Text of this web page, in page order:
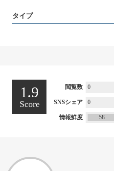
タイプ
1.9
Score
閲覧数 0
SNSシェア 0
情報鮮度 58